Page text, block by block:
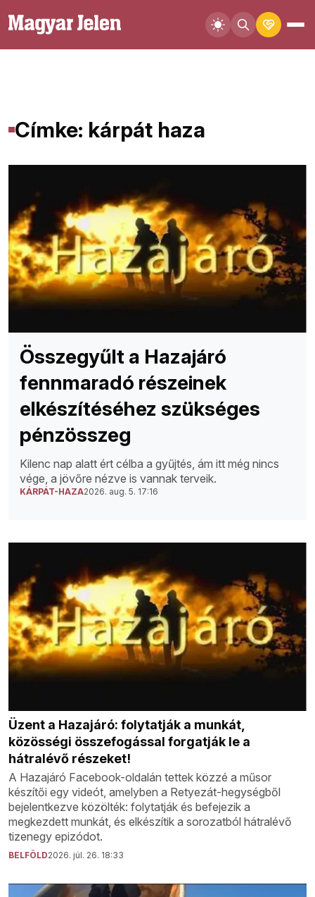
Címke: kárpát haza
Összegyűlt a Hazajáró
fennmaradó részeinek
elkészítéséhez szükséges
pénzösszeg
Kilenc nap alatt ért célba a gyűjtés, ám itt még nincs
vége, a jövőre nézve is vannak terveik.
KÁRPÁT-HAZA2026. aug. 5. 17:16
Üzent a Hazajáró: folytatják a munkát,
közösségi összefogással forgatják le a
hátralévő részeket!
A Hazajáró Facebook-oldalán tettek közzé a műsor
készítői egy videót, amelyben a Retyezát-hegységből
bejelentkezve közölték: folytatják és befejezik a
megkezdett munkát, és elkészítik a sorozatból hátralévő
tizenegy epizódot.
BELFÖLD2026. júl. 26. 18:33